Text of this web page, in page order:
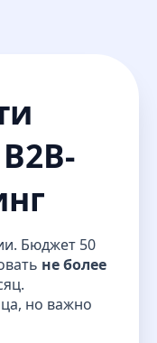
Бюджет 50
не более
но важно